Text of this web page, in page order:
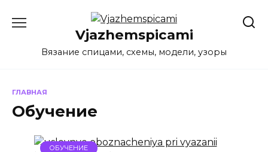
Vjazhemspicami
Вязание спицами, схемы, модели, узоры
ГЛАВНАЯ
Обучение
ОБУЧЕНИЕ